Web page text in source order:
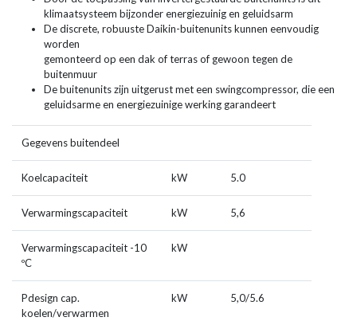
klimaatsysteem bijzonder energiezuinig en geluidsarm
De discrete, robuuste Daikin-buitenunits kunnen eenvoudig
worden
gemonteerd op een dak of terras of gewoon tegen de
buitenmuur
De buitenunits zijn uitgerust met een swingcompressor, die een
geluidsarme en energiezuinige werking garandeert
Gegevens buitendeel
Koelcapaciteit kW 5.0
Verwarmingscapaciteit kW 5,6
Verwarmingscapaciteit -10
ºC
kW
Pdesign cap.
koelen/verwarmen
kW 5,0/5.6